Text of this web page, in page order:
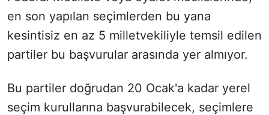
en son yapılan seçimlerden bu yana
kesintisiz en az 5 milletvekiliyle temsil edilen
partiler bu başvurular arasında yer almıyor.
Bu partiler doğrudan 20 Ocak'a kadar yerel
seçim kurullarına başvurabilecek, seçimlere